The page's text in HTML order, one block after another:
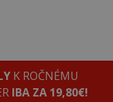
K ROČNÉMU
IBA ZA 19,80€!